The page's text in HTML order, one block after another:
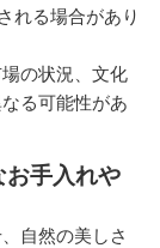
れる場合があり
の状況、文化
る可能性があ
お手入れや
自然の美しさ